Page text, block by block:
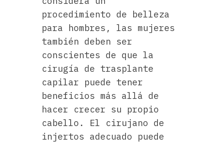
procedimiento de belleza
para hombres, las mujeres
también deben ser
conscientes de que la
cirugía de trasplante
capilar puede tener
beneficios más allá de
hacer crecer su propio
cabello. El cirujano de
injertos adecuado puede